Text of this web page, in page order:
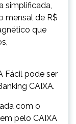
simplificada,
mensal de R$
que
Fácil pode ser
CAIXA.
com o
pelo CAIXA